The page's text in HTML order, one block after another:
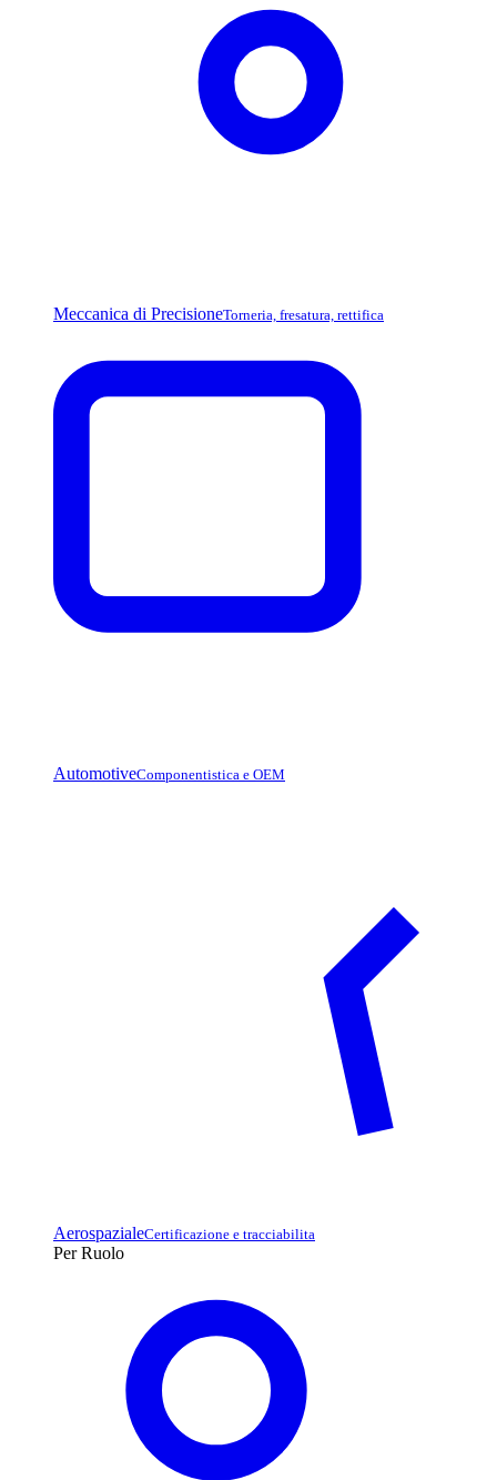
Meccanica di PrecisioneTorneria, fresatura, rettifica
AutomotiveComponentistica e OEM
AerospazialeCertificazione e tracciabilita
Per Ruolo